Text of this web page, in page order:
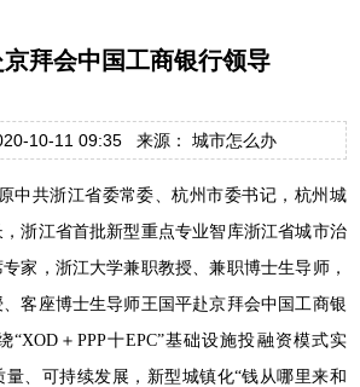
拜会中国工商银行领导
10-11 09:35 来源： 城市怎么办
中共浙江省委常委、杭州市委书记，杭州城
浙江省首批新型重点专业智库浙江省城市治
家，浙江大学兼职教授、兼职博士生导师，
客座博士生导师王国平赴京拜会中国工商银
“XOD＋PPP十EPC”基础设施投融资模式实
、可持续发展，新型城镇化“钱从哪里来和